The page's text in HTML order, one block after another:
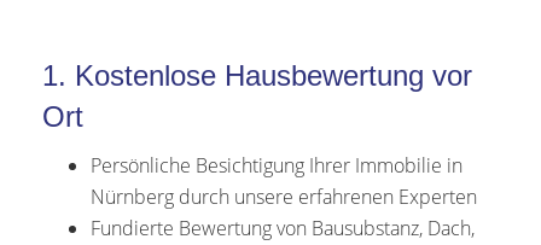
1. Kostenlose Hausbewertung vor
Ort
Persönliche Besichtigung Ihrer Immobilie in
Nürnberg durch unsere erfahrenen Experten
Fundierte Bewertung von Bausubstanz, Dach,